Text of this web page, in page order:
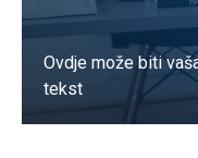
Ovdje može biti
tekst